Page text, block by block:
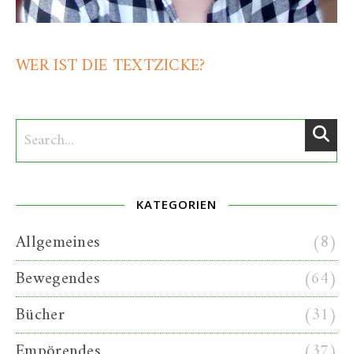
WER IST DIE TEXTZICKE?
KATEGORIEN
Allgemeines
(8)
Bewegendes
(64)
Bücher
(31)